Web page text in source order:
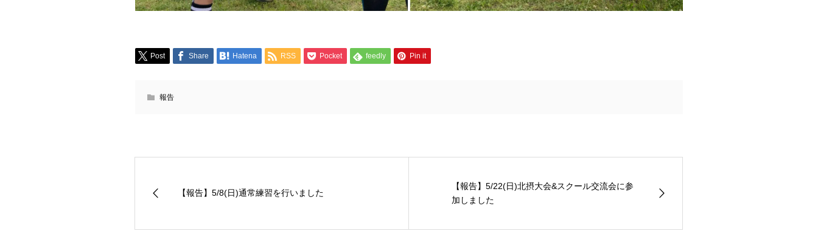
Post Share Hatena RSS Pocket feedly Pin it
報告
【報告】5/8(日)通常練習を行いました
【報告】5/22(日)北摂大会&スクール交流会に参
加しました